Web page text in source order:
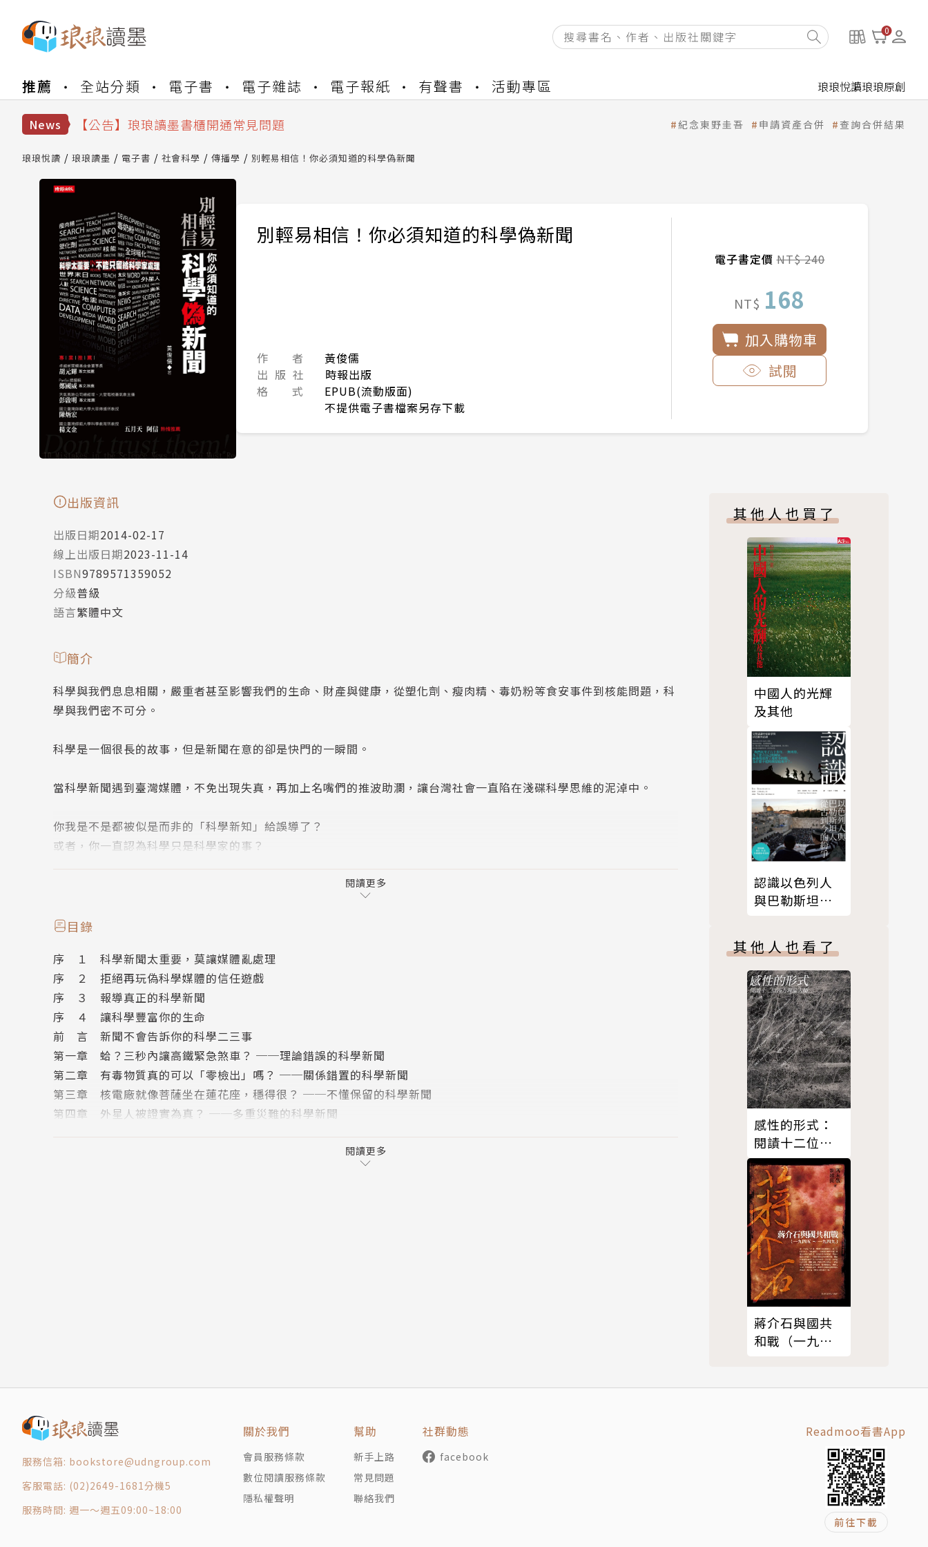
0
推薦 全站分類 電子書 電子雜誌 電子報紙 有聲書 活動專區 琅琅悅讀琅琅原創
News
【公告】琅琅讀墨數位閱讀資產合併與書櫃開通申請
【公告】琅琅讀墨 3 分鐘完成書櫃開通與資產合併申請圖文教學
【公告】琅琅讀墨數位閱讀資產合併與書櫃開通申請
紀念東野圭吾 申請資產合併 查詢合併結果
琅琅悅讀 琅琅讀墨 電子書 社會科學 傳播學 別輕易相信！你必須知道的科學偽新聞
別輕易相信！你必須知道的科學偽新聞
作 者
黃俊儒
出 版 社
時報出版
格 式
EPUB(流動版面)
不提供電子書檔案另存下載
電子書定價NT$ 240
NT$ 168
加入購物車
試閱
出版資訊
出版日期2014-02-17
線上出版日期2023-11-14
ISBN9789571359052
分級普級
語言繁體中文
簡介
科學與我們息息相關，嚴重者甚至影響我們的生命、財產與健康，從塑化劑、瘦肉精、毒奶粉等食安事件到核能問題，科
學與我們密不可分。
科學是一個很長的故事，但是新聞在意的卻是快門的一瞬間。
當科學新聞遇到臺灣媒體，不免出現失真，再加上名嘴們的推波助瀾，讓台灣社會一直陷在淺碟科學思維的泥淖中。
你我是不是都被似是而非的「科學新知」給誤導了？
或者，你一直認為科學只是科學家的事？
1.如果有一間藥廠想要大力推銷他們新研發的一種新藥，它會不會想要透過與媒體的串連，有形及無形地行銷這件不一定
2.如果有一個財團想要進軍綠色能源產業，它可不可能在媒體中刻意透過「全球暖化」概念的渲染，製造某種恐慌性的消
費，以成就這個新產業？
3.如果有位整型醫師想要藉由一項新型美容技術大撈一筆，他可不可能透過媒體的包裝來推銷新的美感指標，乘機掏光你
的荷包？
4.如果政府或公部門想要保障某種特定的發電方式，他可不可能與媒體聯手，製造能源短缺、電價上漲的煙霧彈？
曾獲教育部第一屆（96年度）全國傑出通識教育教師獎。
著有《把理念帶進教室：通識教師實務錦囊》（薛清江合著）。
在「泛科學」有專欄：pansci.tw/archives/author/subaru419
閱讀更多
目錄
序 １ 科學新聞太重要，莫讓媒體亂處理
序 ２ 拒絕再玩偽科學媒體的信任遊戲
序 ３ 報導真正的科學新聞
序 ４ 讓科學豐富你的生命
前 言 新聞不會告訴你的科學二三事
第一章 蛤？三秒內讓高鐵緊急煞車？ ──理論錯誤的科學新聞
第二章 有毒物質真的可以「零檢出」嗎？ ──關係錯置的科學新聞
第三章 核電廠就像菩薩坐在蓮花座，穩得很？ ──不懂保留的科學新聞
第四章 外星人被證實為真？ ──多重災難的科學新聞
第六章 每天看美女，男生可以多活五年？ ──忽略過程的科學新聞
閱讀更多
其他人也買了
中國人的光輝
及其他
認識以色列人
與巴勒斯坦人
爭
其他人也看了
感性的形式：
閱謮十二位西
方理論大師
蔣介石與國共
和戰（一九四
服務信箱: bookstore@udngroup.com
客服電話: (02)2649-1681分機5
服務時間: 週一～週五09:00~18:00
關於我們
會員服務條款
數位閱讀服務條款
隱私權聲明
幫助
新手上路
常見問題
聯絡我們
社群動態
facebook
Readmoo看書App
前往下載